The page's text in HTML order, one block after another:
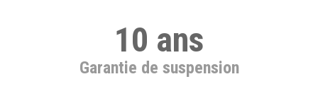
Garantie de suspension
10 ans